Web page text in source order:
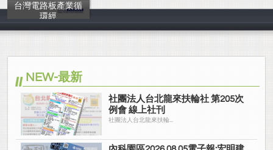
台灣電路板產業循
環經
台灣電路板協會
NEW-最新
社團法人台北龍來扶輪社 第205次
例會 線上社刊
社團法人台北龍來扶輪...